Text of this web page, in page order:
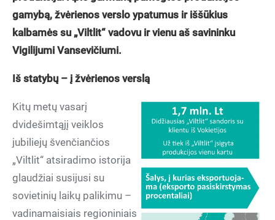
gamybą, žvėrienos verslo ypatumus ir iššūkius
kalbamės su „Viltlit“ vadovu ir vienu aš savininku
Vigilijumi Vansevičiumi.
Iš statybų – į žvėrienos verslą
Kitų metų vasarį
dvidešimtąjį veiklos
jubiliejų švenčiančios
„Viltlit“ atsiradimo istorija
glaudžiai susijusi su
sovietinių laikų palikimu –
vadinamaisiais regioniniais